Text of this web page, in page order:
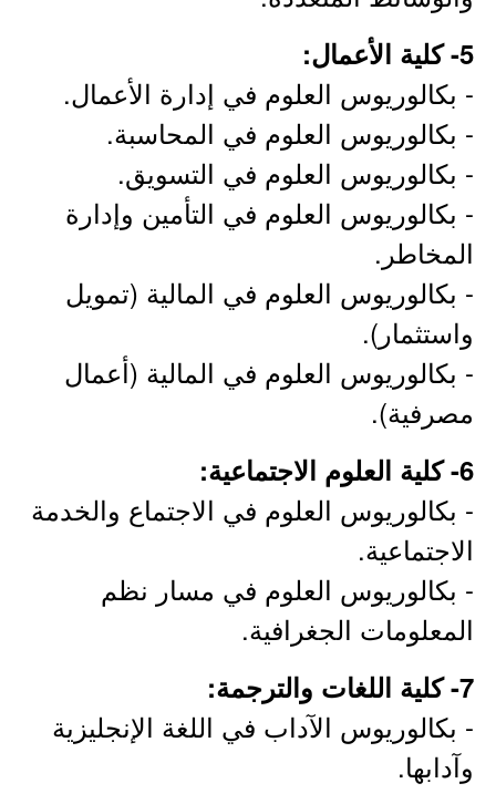
5- كلية الأعمال:
- بكالوريوس العلوم في إدارة الأعمال.
- بكالوريوس العلوم في المحاسبة.
- بكالوريوس العلوم في التسويق.
- بكالوريوس العلوم في التأمين وإدارة
المخاطر.
- بكالوريوس العلوم في المالية (تمويل
واستثمار).
- بكالوريوس العلوم في المالية (أعمال
مصرفية).
6- كلية العلوم الاجتماعية:
- بكالوريوس العلوم في الاجتماع والخدمة
الاجتماعية.
- بكالوريوس العلوم في مسار نظم
المعلومات الجغرافية.
7- كلية اللغات والترجمة:
- بكالوريوس الآداب في اللغة الإنجليزية
وآدابها.